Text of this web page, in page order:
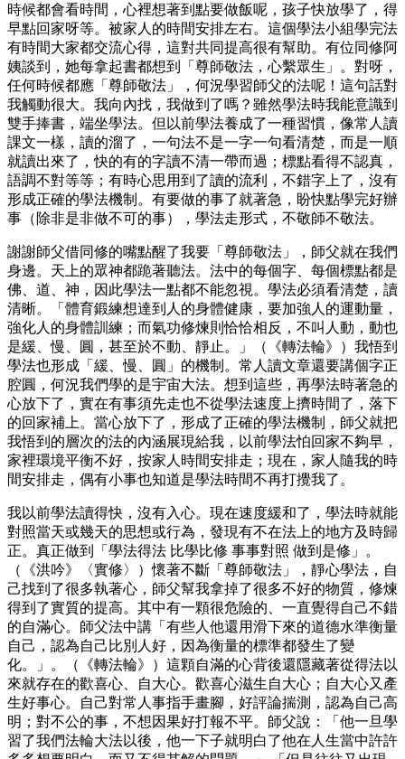
時候都會看時間，心裡想著到點要做飯呢，孩子快放學了，得
早點回家呀等。被家人的時間安排左右。這個學法小組學完法
有時間大家都交流心得，這對共同提高很有幫助。有位同修阿
姨談到，她每拿起書都想到「尊師敬法，心繫眾生」。對呀，
任何時候都應「尊師敬法」，何況學習師父的法呢！這句話對
我觸動很大。我向內找，我做到了嗎？雖然學法時我能意識到
雙手捧書，端坐學法。但以前學法養成了一種習慣，像常人讀
課文一樣，讀的溜了，一句法不是一字一句看清楚，而是一順
就讀出來了，快的有的字讀不清一帶而過；標點看得不認真，
語調不對等等；有時心思用到了讀的流利，不錯字上了，沒有
形成正確的學法機制。有要做的事了就著急，盼快點學完好辦
事（除非是非做不可的事），學法走形式，不敬師不敬法。
謝謝師父借同修的嘴點醒了我要「尊師敬法」，師父就在我們
身邊。天上的眾神都跪著聽法。法中的每個字、每個標點都是
佛、道、神，因此學法一點都不能忽視。學法必須看清楚，讀
清晰。「體育鍛練想達到人的身體健康，要加強人的運動量，
強化人的身體訓練；而氣功修煉則恰恰相反，不叫人動，動也
是緩、慢、圓，甚至於不動、靜止。」（《轉法輪》）我悟到
學法也形成「緩、慢、圓」的機制。常人讀文章還要講個字正
腔圓，何況我們學的是宇宙大法。想到這些，再學法時著急的
心放下了，實在有事須先走也不從學法速度上擠時間了，落下
的回家補上。當心放下了，形成了正確的學法機制，師父就把
我悟到的層次的法的內涵展現給我，以前學法怕回家不夠早，
家裡環境平衡不好，按家人時間安排走；現在，家人隨我的時
間安排走，偶有小事也知道是學法時間不再打攪我了。
我以前學法讀得快，沒有入心。現在速度緩和了，學法時就能
對照當天或幾天的思想或行為，發現有不在法上的地方及時歸
正。真正做到「學法得法 比學比修 事事對照 做到是修」。
（《洪吟》〈實修〉）懷著不斷「尊師敬法」，靜心學法，自
己找到了很多執著心，師父幫我拿掉了很多不好的物質，修煉
得到了實質的提高。其中有一顆很危險的、一直覺得自己不錯
的自滿心。師父法中講「有些人他還用滑下來的道德水準衡量
自己，認為自己比別人好，因為衡量的標準都發生了變
化。」。（《轉法輪》）這顆自滿的心背後還隱藏著從得法以
來就存在的歡喜心、自大心。歡喜心滋生自大心；自大心又產
生好事心。自己對常人事指手畫腳，好評論揣測，認為自己高
明；對不公的事，不想因果好打報不平。師父說：「他一旦學
習了我們法輪大法以後，他一下子就明白了他在人生當中許許